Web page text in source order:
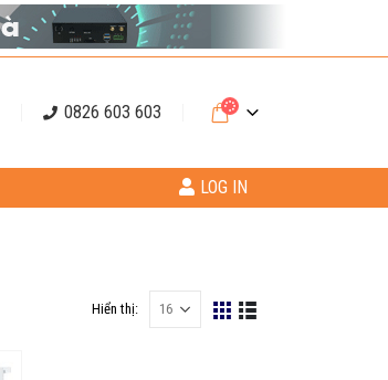
0826 603 603
LOG IN
Hiển thị: